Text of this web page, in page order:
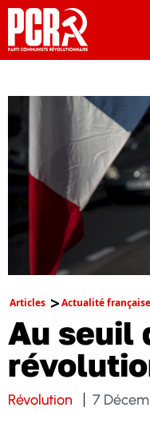
Articles Actualité française
Au seuil
Révolution 7